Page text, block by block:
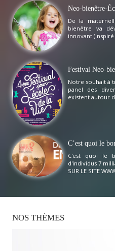
Neo-bienêtre-
De la
bienêtre va
innovant
Festival Neo-
Notre souhait à
panel des
existent autour
C’est quoi le
C'est quoi le
d'individus 7
SUR LE SITE
NOS THÈMES